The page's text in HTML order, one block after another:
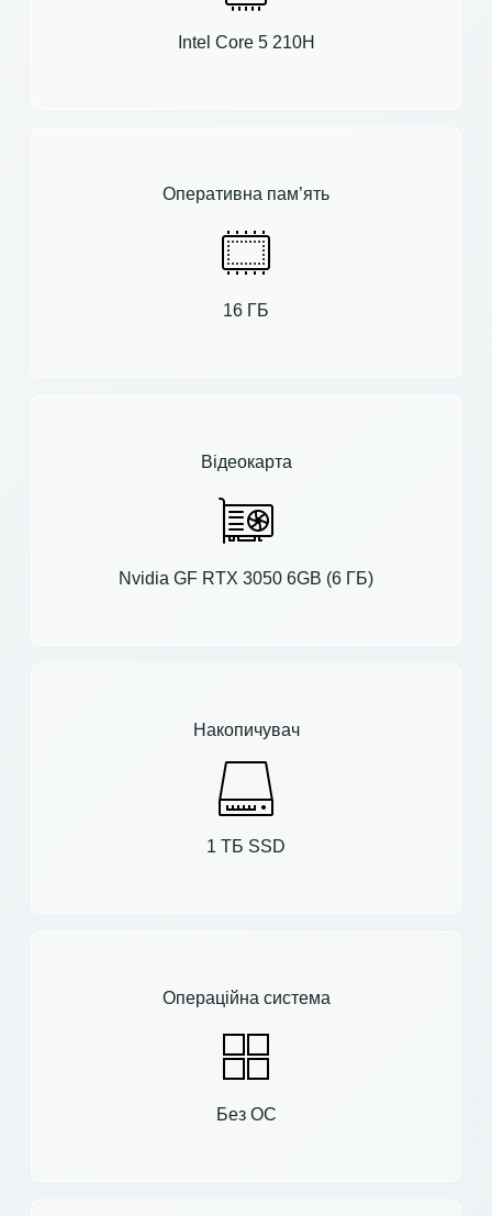
Intel Core 5 210H
Оперативна пам’ять
16 ГБ
Відеокарта
Nvidia GF RTX 3050 6GB (6 ГБ)
Накопичувач
1 ТБ SSD
Операційна система
Без ОС